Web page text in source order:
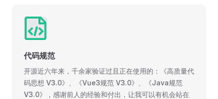
代码规范
开源近六年来，千余家验证过且正在使用的：《高质量代
码思想 V3.0》、《Vue3规范 V3.0》、《Java规范
V3.0》，感谢前人的经验和付出，让我可以有机会站在